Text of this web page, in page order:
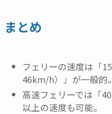
まとめ
フェリーの速度は「
46km/h）」が一般的。
高速フェリーでは「
以上の速度も可能。